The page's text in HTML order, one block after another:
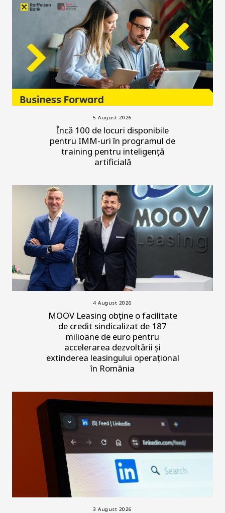
5 August 2026
Încă 100 de locuri disponibile
pentru IMM-uri în programul de
training pentru inteligență
artificială
4 August 2026
MOOV Leasing obține o facilitate
de credit sindicalizat de 187
milioane de euro pentru
accelerarea dezvoltării și
extinderea leasingului operațional
în România
3 August 2026